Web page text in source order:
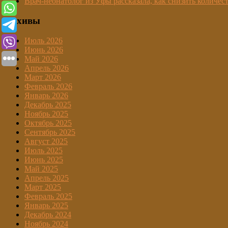
Архивы
Июль 2026
Июнь 2026
Май 2026
Апрель 2026
Март 2026
Февраль 2026
Январь 2026
Декабрь 2025
Ноябрь 2025
Октябрь 2025
Сентябрь 2025
Август 2025
Июль 2025
Июнь 2025
Май 2025
Апрель 2025
Март 2025
Февраль 2025
Январь 2025
Декабрь 2024
Ноябрь 2024